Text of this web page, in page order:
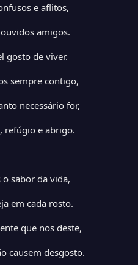
e aflitos,
amigos.
gosto de viver.
sempre contigo,
necessário for,
refúgio e abrigo.
o sabor da vida,
em cada rosto.
que nos deste,
causem desgosto.